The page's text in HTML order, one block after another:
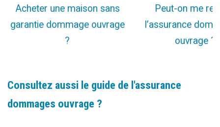
Acheter une maison sans
garantie dommage ouvrage
?
Peut-on me
l’assurance
ouvrage ?
Consultez aussi le guide de l'assurance
dommages ouvrage ?